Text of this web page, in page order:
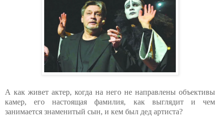
А как живет актер, когда на него не направлены объективы
камер, его настоящая фамилия, как выглядит и чем
занимается знаменитый сын, и кем был дед артиста?